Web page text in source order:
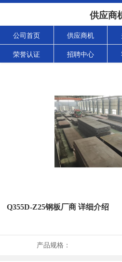
供应商
公司首页 供应商机
荣誉认证 招聘中心
Q355D-Z25钢板厂商 详细介绍
产品规格：